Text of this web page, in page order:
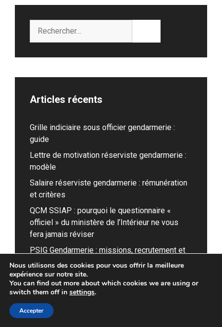
Articles récents
Grille indiciaire sous officier gendarmerie :
guide
Lettre de motivation réserviste gendarmerie :
modèle
Salaire réserviste gendarmerie : rémunération
et critères
QCM SSIAP : pourquoi le questionnaire «
officiel » du ministère de l’Intérieur ne vous
fera jamais réviser
PSIG Gendarmerie : missions, recrutement et
quotidien
Nous utilisons des cookies pour vous offrir la meilleure
expérience sur notre site.
You can find out more about which cookies we are using or
switch them off in settings.
Accepter